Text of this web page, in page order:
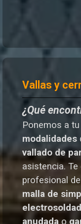
Vallas y
¿Qué
Ponemos a
modalidades
vallado de
asistencia. Te
profesional
malla de
anudada o